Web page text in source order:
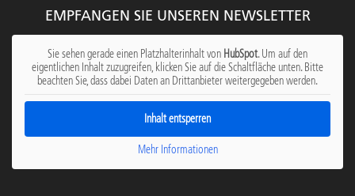
EMPFANGEN SIE UNSEREN NEWSLETTER
Sie sehen gerade einen Platzhalterinhalt von HubSpot. Um auf den
eigentlichen Inhalt zuzugreifen, klicken Sie auf die Schaltfläche unten. Bitte
beachten Sie, dass dabei Daten an Drittanbieter weitergegeben werden.
Inhalt entsperren
Mehr Informationen